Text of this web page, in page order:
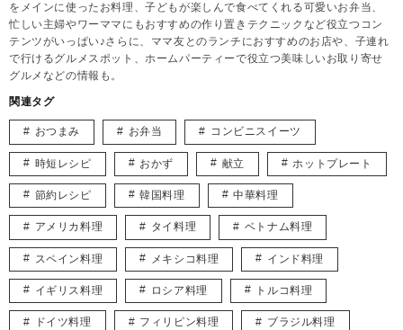
をメインに使ったお料理、子どもが楽しんで食べてくれる可愛いお弁当、
忙しい主婦やワーママにもおすすめの作り置きテクニックなど役立つコン
テンツがいっぱい♪さらに、ママ友とのランチにおすすめのお店や、子連れ
で行けるグルメスポット、ホームパーティーで役立つ美味しいお取り寄せ
グルメなどの情報も。
関連タグ
おつまみ お弁当 コンビニスイーツ
時短レシピ おかず 献立 ホットプレート
節約レシピ 韓国料理 中華料理
アメリカ料理 タイ料理 ベトナム料理
スペイン料理 メキシコ料理 インド料理
イギリス料理 ロシア料理 トルコ料理
ドイツ料理 フィリピン料理 ブラジル料理